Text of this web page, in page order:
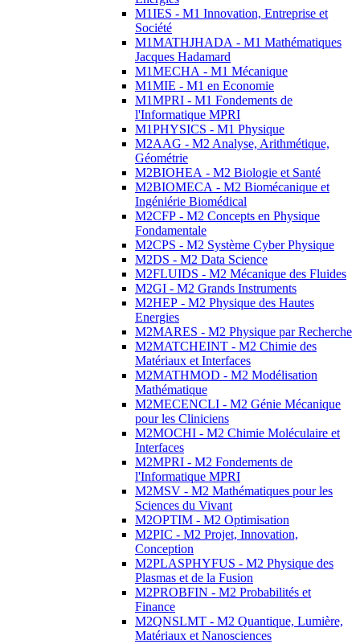
M1IES - M1 Innovation, Entreprise et
Société
M1MATHJHADA - M1 Mathématiques
Jacques Hadamard
M1MECHA - M1 Mécanique
M1MIE - M1 en Economie
M1MPRI - M1 Fondements de
l'Informatique MPRI
M1PHYSICS - M1 Physique
M2AAG - M2 Analyse, Arithmétique,
Géométrie
M2BIOHEA - M2 Biologie et Santé
M2BIOMECA - M2 Biomécanique et
Ingéniérie Biomédical
M2CFP - M2 Concepts en Physique
Fondamentale
M2CPS - M2 Système Cyber Physique
M2DS - M2 Data Science
M2FLUIDS - M2 Mécanique des Fluides
M2GI - M2 Grands Instruments
M2HEP - M2 Physique des Hautes
Energies
M2MARES - M2 Physique par Recherche
M2MATCHEINT - M2 Chimie des
Matériaux et Interfaces
M2MATHMOD - M2 Modélisation
Mathématique
M2MECENCLI - M2 Génie Mécanique
pour les Cliniciens
M2MOCHI - M2 Chimie Moléculaire et
Interfaces
M2MPRI - M2 Fondements de
l'Informatique MPRI
M2MSV - M2 Mathématiques pour les
Sciences du Vivant
M2OPTIM - M2 Optimisation
M2PIC - M2 Projet, Innovation,
Conception
M2PLASPHYFUS - M2 Physique des
Plasmas et de la Fusion
M2PROBFIN - M2 Probabilités et
Finance
M2QNSLMT - M2 Quantique, Lumière,
Matériaux et Nanosciences